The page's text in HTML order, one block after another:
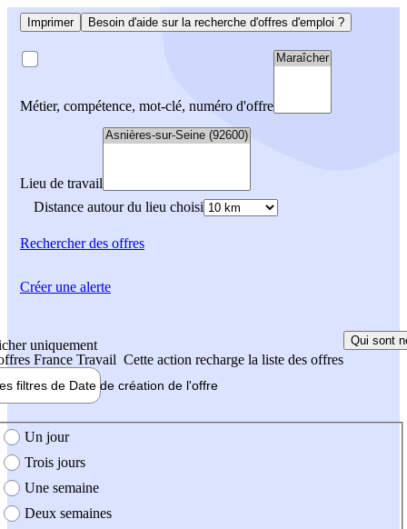
Imprimer Besoin d'aide sur la recherche d'offres d'emploi ?
Métier, compétence, mot-clé, numéro d'offre
Lieu de travail
Distance autour du lieu choisi
Rechercherdes offres
uniquement
France Travail Cette action recharge la liste des offres
Qui sont
filtres de Date de création de l'offre
création de l'offre
Un jour
Trois jours
Une semaine
Deux semaines
Créer une alerte